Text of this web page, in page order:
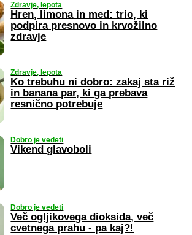
Zdravje, lepota
Hren, limona in med: trio, ki
podpira presnovo in krvožilno
zdravje
Zdravje, lepota
Ko trebuhu ni dobro: zakaj sta riž
in banana par, ki ga prebava
resnično potrebuje
Dobro je vedeti
Vikend glavoboli
Dobro je vedeti
Več ogljikovega dioksida, več
cvetnega prahu - pa kaj?!